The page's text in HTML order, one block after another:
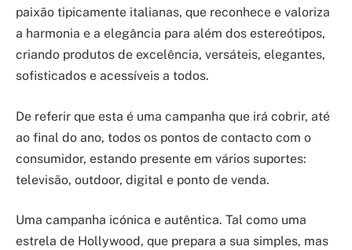
paixão tipicamente italianas, que reconhece e valoriza
a harmonia e a elegância para além dos estereótipos,
criando produtos de excelência, versáteis, elegantes,
sofisticados e acessíveis a todos.
De referir que esta é uma campanha que irá cobrir, até
ao final do ano, todos os pontos de contacto com o
consumidor, estando presente em vários suportes:
televisão, outdoor, digital e ponto de venda.
Uma campanha icónica e autêntica. Tal como uma
estrela de Hollywood, que prepara a sua simples, mas